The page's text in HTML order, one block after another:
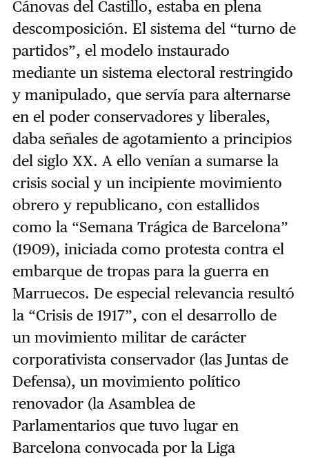
Cánovas del Castillo, estaba en plena
descomposición. El sistema del “turno de
partidos”, el modelo instaurado
mediante un sistema electoral restringido
y manipulado, que servía para alternarse
en el poder conservadores y liberales,
daba señales de agotamiento a principios
del siglo XX. A ello venían a sumarse la
crisis social y un incipiente movimiento
obrero y republicano, con estallidos
como la “Semana Trágica de Barcelona”
(1909), iniciada como protesta contra el
embarque de tropas para la guerra en
Marruecos. De especial relevancia resultó
la “Crisis de 1917”, con el desarrollo de
un movimiento militar de carácter
corporativista conservador (las Juntas de
Defensa), un movimiento político
renovador (la Asamblea de
Parlamentarios que tuvo lugar en
Barcelona convocada por la Liga